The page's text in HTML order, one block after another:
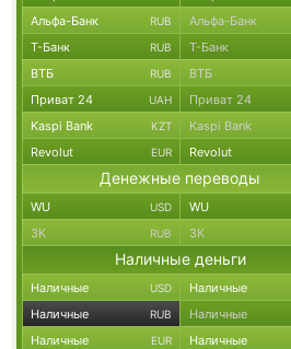
Альфа-Банк RUB Альфа-Банк
Т-Банк RUB Т-Банк
ВТБ RUB ВТБ
Приват 24 UAH Приват 24
Kaspi Bank KZT Kaspi Bank
Revolut EUR Revolut
Денежные переводы
WU USD WU
ЗК RUB ЗК
Наличные деньги
Наличные USD Наличные
Наличные RUB Наличные
Наличные EUR Наличные